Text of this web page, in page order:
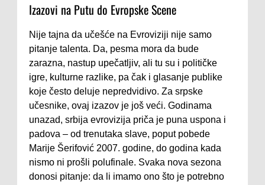
Izazovi na Putu do Evropske Scene
Nije tajna da učešće na Evroviziji nije samo
pitanje talenta. Da, pesma mora da bude
zarazna, nastup upečatljiv, ali tu su i političke
igre, kulturne razlike, pa čak i glasanje publike
koje često deluje nepredvidivo. Za srpske
učesnike, ovaj izazov je još veći. Godinama
unazad, srbija evrovizija priča je puna uspona i
padova – od trenutaka slave, poput pobede
Marije Šerifović 2007. godine, do godina kada
nismo ni prošli polufinale. Svaka nova sezona
donosi pitanje: da li imamo ono što je potrebno